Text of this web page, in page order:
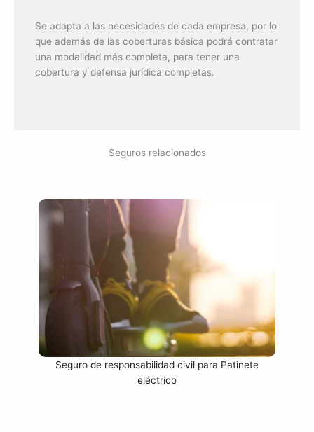
Se adapta a las necesidades de cada empresa, por lo
que además de las coberturas básica podrá contratar
una modalidad más completa, para tener una
cobertura y defensa jurídica completas.
Seguros relacionados
Seguro de responsabilidad civil para Patinete
eléctrico